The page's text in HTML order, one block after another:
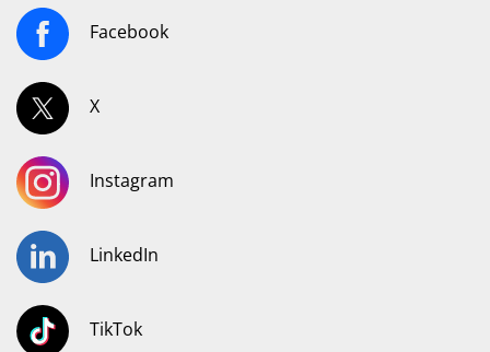
Facebook
X
Instagram
LinkedIn
TikTok